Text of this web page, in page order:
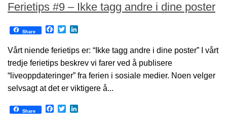
Ferietips #9 – Ikke tagg andre i dine poster
Share Facebook
Twitter
Vårt niende ferietips er: “Ikke tagg andre i dine poster” I vårt
tredje ferietips beskrev vi farer ved å publisere
“liveoppdateringer” fra ferien i sosiale medier. Noen velger
selvsagt at det er viktigere å...
Share Facebook
Twitter